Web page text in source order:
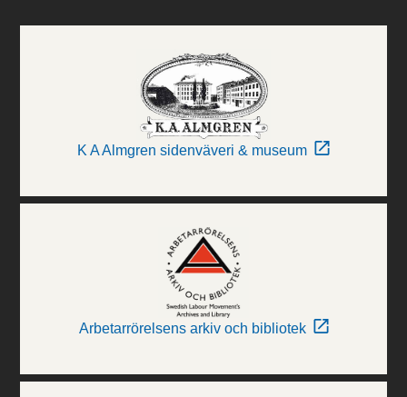
K A Almgren sidenväveri & museum
Arbetarrörelsens arkiv och bibliotek